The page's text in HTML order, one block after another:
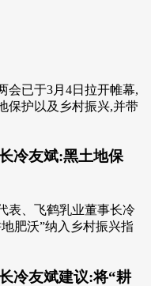
会已于3月4日拉开帷幕,
保护以及乡村振兴,并带
冷友斌:黑土地保
表、飞鹤乳业董事长冷
肥沃”纳入乡村振兴指
冷友斌建议:将“耕